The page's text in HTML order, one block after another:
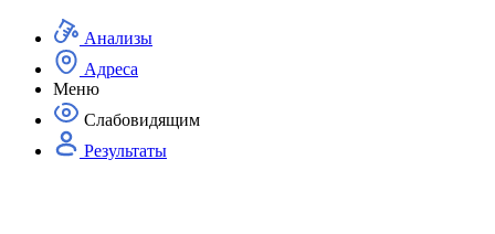
Анализы
Адреса
Меню
Слабовидящим
Результаты